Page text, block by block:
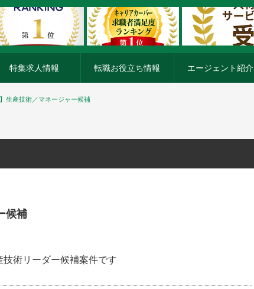
特集求人情報 転職お役立ち情報 エージェント紹介
】生産技術／マネージャー候補
候補
術リーダー候補案件です